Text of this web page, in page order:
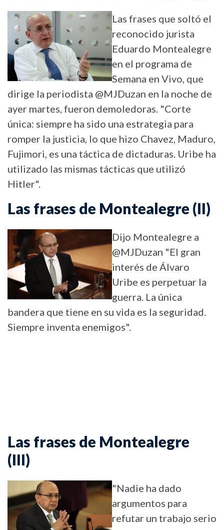
Las frases que soltó el
reconocido jurista
Eduardo Montealegre
en el programa de
Semana en Vivo, que
dirige la periodista @MJDuzan en la noche de
ayer martes, fueron demoledoras. "Corte
única: siempre ha sido una estrategia para
romper la justicia, lo que hizo Chavez, Maduro,
Fujimori, es una táctica de dictaduras. Uribe ha
utilizado las mismas tácticas que utilizó
Hitler".
Las frases de Montealegre (II)
Dijo Montealegre a
@MJDuzan "El gran
interés de Álvaro
Uribe es perpetuar la
guerra. La única
bandera que tiene en su vida es la seguridad.
Siempre inventa enemigos".
Las frases de Montealegre
(III)
"Nadie ha dado
argumentos para
refutar un trabajo serio